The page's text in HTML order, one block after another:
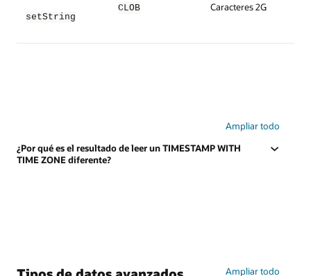
setString
CLOB Caracteres 2G
Ampliar todo
¿Por qué es el resultado de leer un TIMESTAMP WITH
TIME ZONE diferente?
Ampliar todo